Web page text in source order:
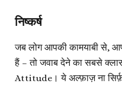
निष्कर्ष
जब लोग आपकी कामयाबी से,
हैं – तो जवाब देने का सबसे
Attitude । ये अल्फ़ाज़ ना